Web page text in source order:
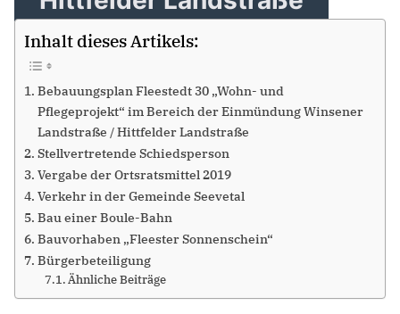
Inhalt dieses Artikels:
Bebauungsplan Fleestedt 30 „Wohn- und
Pflegeprojekt“ im Bereich der Einmündung Winsener
Landstraße / Hittfelder Landstraße
Stellvertretende Schiedsperson
Vergabe der Ortsratsmittel 2019
Verkehr in der Gemeinde Seevetal
Bau einer Boule-Bahn
Bauvorhaben „Fleester Sonnenschein“
Bürgerbeteiligung
Ähnliche Beiträge